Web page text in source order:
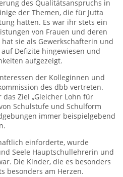
des Qualitätsanspruchs in
der Themen, die für Jutta
hatten. Es war ihr stets ein
von Frauen und deren
sie als Gewerkschafterin und
Defizite hingewiesen und
aufgezeigt.
der Kolleginnen und
des dbb vertreten.
Ziel „Gleicher Lohn für
Schulstufe und Schulform
immer beispielgebend
einforderte, wurde
Seele Hauptschullehrerin und
Die Kinder, die es besonders
besonders am Herzen.